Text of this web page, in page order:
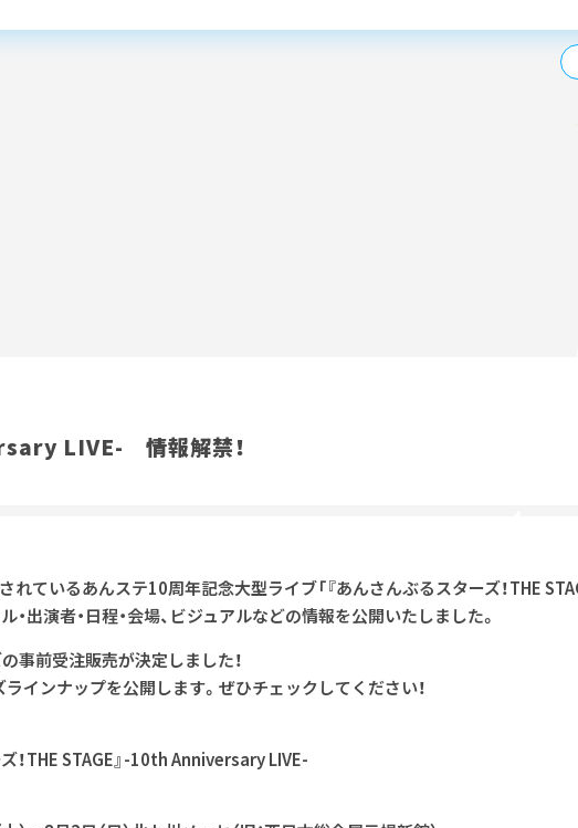
LIVE- 情報解禁！
れているあんステ10周年記念大型ライブ「『あんさんぶるスターズ！THE
・出演者・日程・会場、ビジュアルなどの情報を公開いたしました。
事前受注販売が決定しました！
ラインナップを公開します。ぜひチェックしてください！
！THE STAGE』-10th Anniversary LIVE-